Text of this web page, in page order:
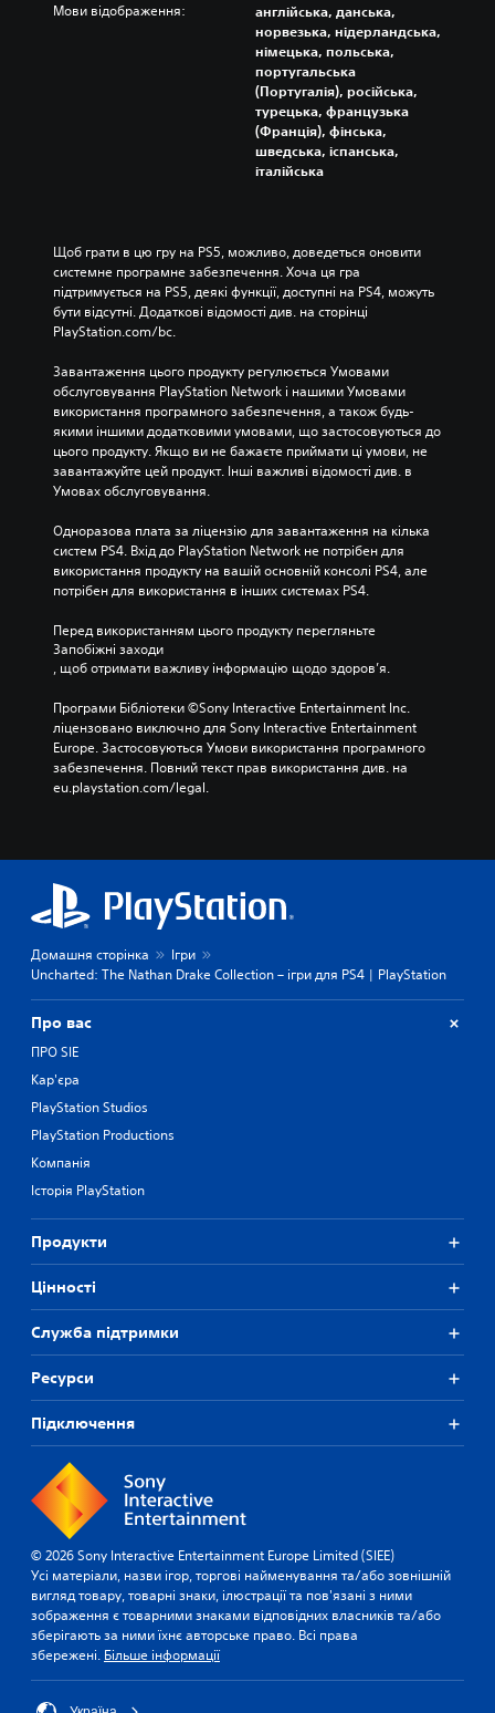
Мови відображення:
англійська, данська,
норвезька, нідерландська,
німецька, польська,
португальська
(Португалія), російська,
турецька, французька
(Франція), фінська,
шведська, іспанська,
італійська
Щоб грати в цю гру на PS5, можливо, доведеться оновити
системне програмне забезпечення. Хоча ця гра
підтримується на PS5, деякі функції, доступні на PS4, можуть
бути відсутні. Додаткові відомості див. на сторінці
PlayStation.com/bc.
Завантаження цього продукту регулюється Умовами
обслуговування PlayStation Network і нашими Умовами
використання програмного забезпечення, а також будь-
якими іншими додатковими умовами, що застосовуються до
цього продукту. Якщо ви не бажаєте приймати ці умови, не
завантажуйте цей продукт. Інші важливі відомості див. в
Умовах обслуговування.
Одноразова плата за ліцензію для завантаження на кілька
систем PS4. Вхід до PlayStation Network не потрібен для
використання продукту на вашій основній консолі PS4, але
потрібен для використання в інших системах PS4.
Перед використанням цього продукту перегляньте
Запобіжні заходи
, щоб отримати важливу інформацію щодо здоров’я.
Програми Бібліотеки ©Sony Interactive Entertainment Inc.
ліцензовано виключно для Sony Interactive Entertainment
Europe. Застосовуються Умови використання програмного
забезпечення. Повний текст прав використання див. на
eu.playstation.com/legal.
Домашня сторінка
Ігри
Uncharted: The Nathan Drake Collection – ігри для PS4 | PlayStation
Про вас
ПРО SIE
Кар'єра
PlayStation Studios
PlayStation Productions
Компанія
Історія PlayStation
Продукти
Цiнностi
Служба підтримки
Ресурси
Підключення
© 2026 Sony Interactive Entertainment Europe Limited (SIEE)
Усі матеріали, назви ігор, торгові найменування та/або зовнішній
вигляд товару, товарні знаки, ілюстрації та пов'язані з ними
зображення є товарними знаками відповідних власників та/або
зберігають за ними їхнє авторське право. Всі права
збережені. Більше інформації